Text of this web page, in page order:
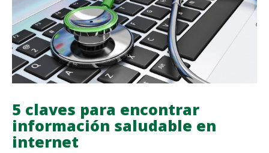
APROVECHARLAS
Y
BRILLAR
PROFESIONALMENTE
5 claves para encontrar
información saludable en
internet